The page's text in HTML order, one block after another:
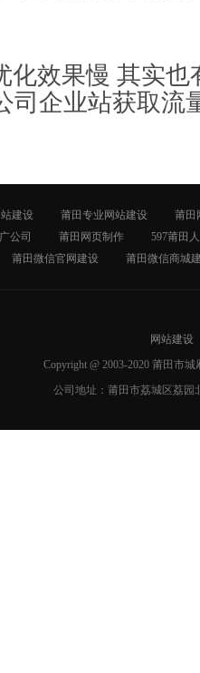
化效果慢 其实
司企业站获取流
建设 莆田专业网站建设
莆田
公司 莆田网页制作
597莆田
莆田微信官网建设 莆田微信商城
网站建设
Copyright @ 2003-2020 莆田市
公司地址：莆田市荔城区荔